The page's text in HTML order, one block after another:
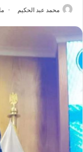
محمد عبد الحكيم